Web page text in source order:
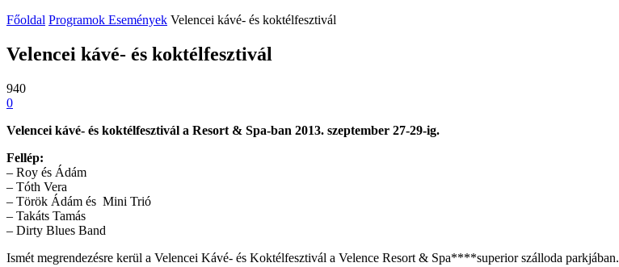
Főoldal Programok Események Velencei kávé- és koktélfesztivál
Velencei kávé- és koktélfesztivál
940
0
Velencei kávé- és koktélfesztivál a Resort & Spa-ban 2013. szeptember 27-29-ig.
Fellép:
– Roy és Ádám
– Tóth Vera
– Török Ádám és Mini Trió
– Takáts Tamás
– Dirty Blues Band
Ismét megrendezésre kerül a Velencei Kávé- és Koktélfesztivál a Velence Resort & Spa****superior szálloda parkjában.